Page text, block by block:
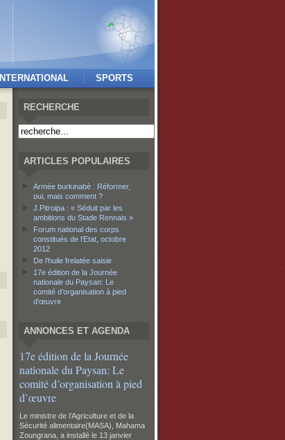
INTERNATIONAL SPORTS
RECHERCHE
ARTICLES POPULAIRES
Armée burkinabè : Réformer,
oui, mais comment ?
J.Pitroipa : « Séduit par les
ambitions du Stade Rennais »
Forum national des corps
constitués de l’Etat, octobre
2012
De l’huile frelatée saisie
17e édition de la Journée
nationale du Paysan: Le
comité d’organisation à pied
d’œuvre
ANNONCES ET AGENDA
17e édition de la Journée
nationale du Paysan: Le
comité d’organisation à pied
d’œuvre
Le ministre de l’Agriculture et de la
Sécurité alimentaire(MASA), Mahama
Zoungrana, a installé le 13 janvier